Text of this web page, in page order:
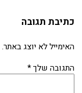
כתיבת תגובה
האימייל לא יוצג באתר.
התגובה שלך*